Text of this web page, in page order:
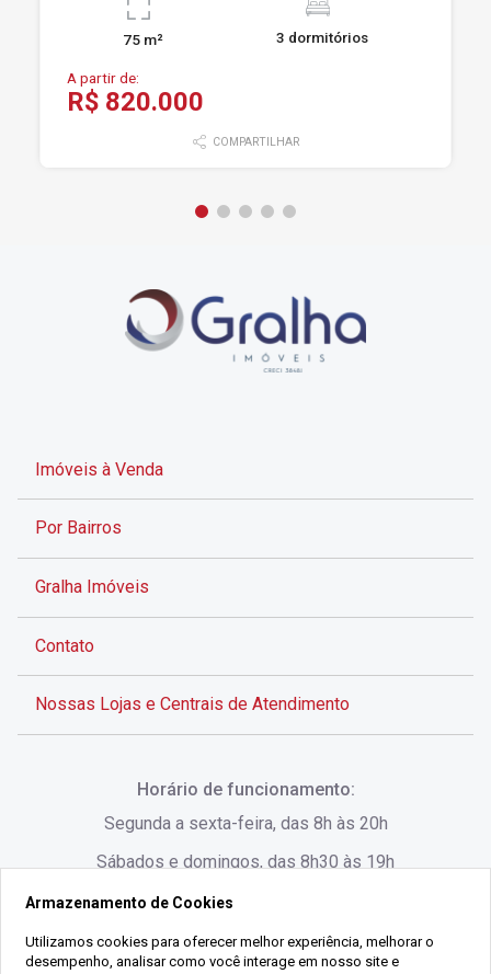
75 m² 3 dormitórios
A partir de:
R$ 820.000
COMPARTILHAR
Imóveis à Venda
Por Bairros
Gralha Imóveis
Contato
Nossas Lojas e Centrais de Atendimento
Rua Lauro Linhares, 1080 - Trindade, Florianópolis -
SC
(48) 3220-1045
Horário de funcionamento:
Segunda a sexta-feira, das 8h às 20h
Sábados e domingos, das 8h30 às 19h
Armazenamento de Cookies
Utilizamos cookies para oferecer melhor experiência, melhorar o
desempenho, analisar como você interage em nosso site e